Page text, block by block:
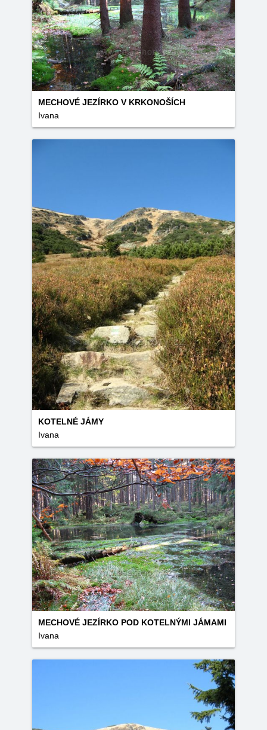
MECHOVÉ JEZÍRKO V KRKONOŠÍCH
Ivana
KOTELNÉ JÁMY
Ivana
MECHOVÉ JEZÍRKO POD KOTELNÝMI JÁMAMI
Ivana